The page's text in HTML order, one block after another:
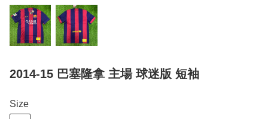
2014-15 巴塞隆拿 主場 球迷版 短袖
Size